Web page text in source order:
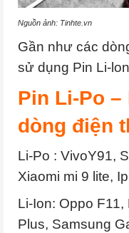
Nguồn ảnh: Tinhte.vn
Gần như các
sử dụng Pin Li-
Pin Li-Po
dòng điện
Li-Po : VivoY91,
Xiaomi mi 9 lite,
Li-Ion: Oppo
Plus, Samsung